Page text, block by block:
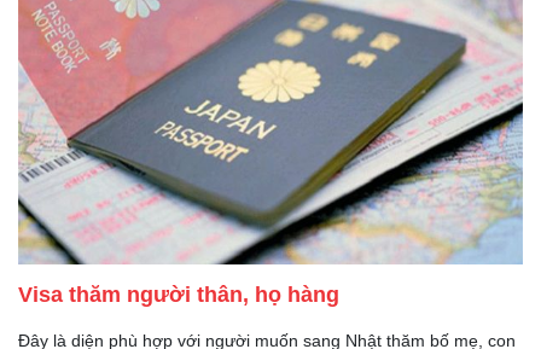
Visa thăm người thân, họ hàng
Đây là diện phù hợp với người muốn sang Nhật thăm bố mẹ, con